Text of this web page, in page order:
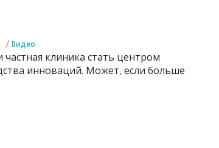
/ Видео
клиника стать центром
инноваций. Может, если больше